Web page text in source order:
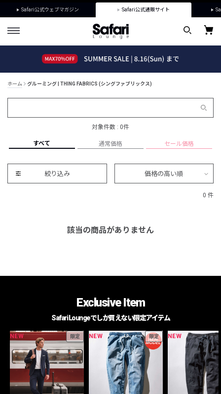
Safari公式ウェブマガジン Safari公式通販サイト
ホーム グルーミング | THING FABRICS (シングファブリックス)
対象件数 : 0件
すべて 通常価格 セール価格
絞り込み 価格の高い順
0 件
該当の商品がありません
Exclusive Item
Safari Loungeでしか買えない限定アイテム
NEW 限定 NEW 限定 NEW